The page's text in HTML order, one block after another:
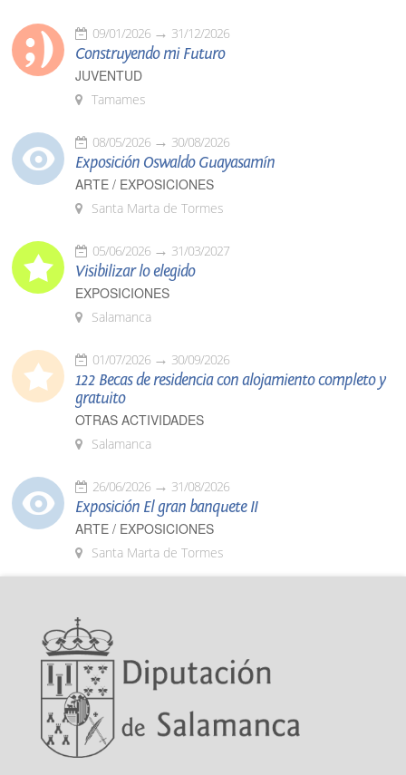
09/01/2026 31/12/2026
Construyendo mi Futuro
JUVENTUD
Tamames
08/05/2026 30/08/2026
Exposición Oswaldo Guayasamín
ARTE / EXPOSICIONES
Santa Marta de Tormes
05/06/2026 31/03/2027
Visibilizar lo elegido
EXPOSICIONES
Salamanca
01/07/2026 30/09/2026
122 Becas de residencia con alojamiento completo y
gratuito
OTRAS ACTIVIDADES
Salamanca
26/06/2026 31/08/2026
Exposición El gran banquete II
ARTE / EXPOSICIONES
Santa Marta de Tormes